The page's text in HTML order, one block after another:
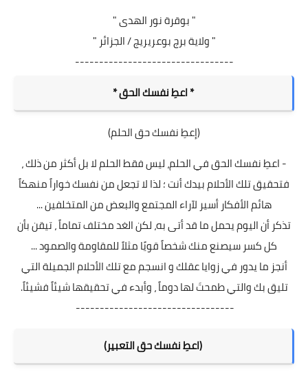
" بوقرة نور الهدى "
" ولاية برج بوعريريج / الجزائر "
---------------------------------
* اعطِ نفسك الحق *
(إعطِ نفسك حق الحلم)
- اعطِ نفسك الحق في الحلم، ليس فقط الحلم لا بل أكثر من ذلك ،
فتحقيق تلك الأحلام بيدك أنت ؛ لذا لا تجعل من نفسك خواراً منهكاً
هائم الأفكار أسير لآراء المجتمع والبعض من المتخلفين ...
تذكر أن اليوم يحمل ما قد أتى به، لكن الغد مختلف تماماً ، تيقن بأن
كل كسر سيصنع منك شخصاً قويًا مثلاً للمقاومة والصمود ...
أنجز ما يدور في زوايا عقلك و انسجم مع تلك الأحلام الجميلة التي
تليق بك والتي طمحتَ لها دوماً ، وأبدء في تحقيقها شيئاً فشيئاً.
---------------------------------
(اعطِ نفسك حق التعبير)